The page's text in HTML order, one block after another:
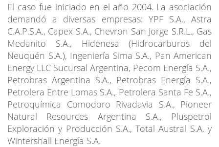
El caso fue iniciado en el año 2004. La asociación
demandó a diversas empresas: YPF S.A., Astra
C.A.P.S.A., Capex S.A., Chevron San Jorge S.R.L., Gas
Medanito S.A., Hidenesa (Hidrocarburos del
Neuquén S.A.), Ingeniería Sima S.A., Pan American
Energy LLC Sucursal Argentina, Pecom Energía S.A.,
Petrobras Argentina S.A., Petrobras Energía S.A.,
Petrolera Entre Lomas S.A., Petrolera Santa Fe S.A.,
Petroquímica Comodoro Rivadavia S.A., Pioneer
Natural Resources Argentina S.A., Pluspetrol
Exploración y Producción S.A., Total Austral S.A. y
Wintershall Energía S.A.